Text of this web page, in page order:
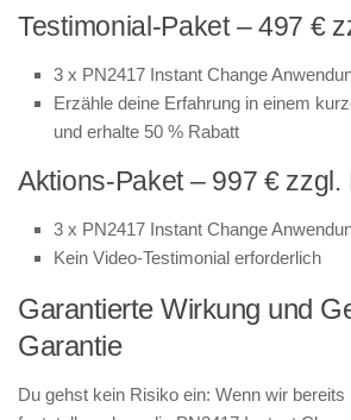
Testimonial-Paket – 497 €
3 x PN2417 Instant Change
Erzähle deine Erfahrung in einem
und erhalte 50 % Rabatt
Aktions-Paket – 997 € zzgl.
3 x PN2417 Instant Change
Kein Video-Testimonial erforderlich
Garantierte Wirkung und
Garantie
Du gehst kein Risiko ein: Wenn wir